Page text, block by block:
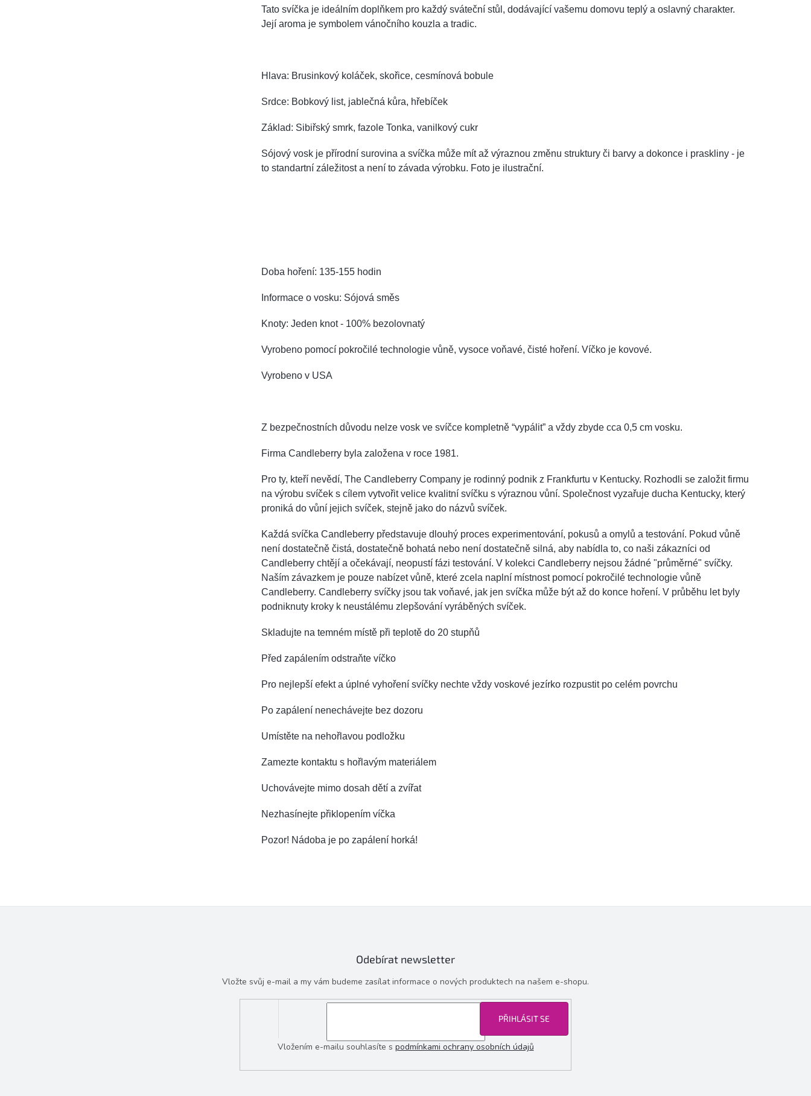
Tato svíčka je ideálním doplňkem pro každý sváteční stůl, dodávající vašemu domovu teplý a oslavný charakter.
Její aroma je symbolem vánočního kouzla a tradic.
Hlava: Brusinkový koláček, skořice, cesmínová bobule
Srdce: Bobkový list, jablečná kůra, hřebíček
Základ: Sibiřský smrk, fazole Tonka, vanilkový cukr
Sójový vosk je přírodní surovina a svíčka může mít až výraznou změnu struktury či barvy a dokonce i praskliny - je
to standartní záležitost a není to závada výrobku. Foto je ilustrační.
Doba hoření: 135-155 hodin
Informace o vosku: Sójová směs
Knoty: Jeden knot - 100% bezolovnatý
Vyrobeno pomocí pokročilé technologie vůně, vysoce voňavé, čisté hoření. Víčko je kovové.
Vyrobeno v USA
Z bezpečnostních důvodu nelze vosk ve svíčce kompletně “vypálit” a vždy zbyde cca 0,5 cm vosku.
Firma Candleberry byla založena v roce 1981.
Pro ty, kteří nevědí, The Candleberry Company je rodinný podnik z Frankfurtu v Kentucky. Rozhodli se založit firmu
na výrobu svíček s cílem vytvořit velice kvalitní svíčku s výraznou vůní. Společnost vyzařuje ducha Kentucky, který
proniká do vůní jejich svíček, stejně jako do názvů svíček.
Každá svíčka Candleberry představuje dlouhý proces experimentování, pokusů a omylů a testování. Pokud vůně
není dostatečně čistá, dostatečně bohatá nebo není dostatečně silná, aby nabídla to, co naši zákazníci od
Candleberry chtějí a očekávají, neopustí fázi testování. V kolekci Candleberry nejsou žádné "průměrné" svíčky.
Naším závazkem je pouze nabízet vůně, které zcela naplní místnost pomocí pokročilé technologie vůně
Candleberry. Candleberry svíčky jsou tak voňavé, jak jen svíčka může být až do konce hoření. V průběhu let byly
podniknuty kroky k neustálému zlepšování vyráběných svíček.
Skladujte na temném místě při teplotě do 20 stupňů
Před zapálením odstraňte víčko
Pro nejlepší efekt a úplné vyhoření svíčky nechte vždy voskové jezírko rozpustit po celém povrchu
Po zapálení nenechávejte bez dozoru
Umístěte na nehořlavou podložku
Zamezte kontaktu s hořlavým materiálem
Uchovávejte mimo dosah dětí a zvířat
Nezhasínejte přiklopením víčka
Pozor! Nádoba je po zapálení horká!
Odebírat newsletter
Vložte svůj e-mail a my vám budeme zasílat informace o nových produktech na našem e-shopu.
Vložením e-mailu souhlasíte s podmínkami ochrany osobních údajů
PŘIHLÁSIT SE